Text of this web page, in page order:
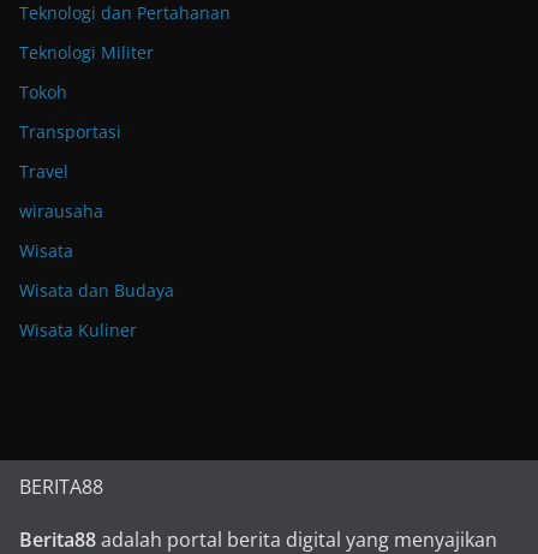
Teknologi dan Pertahanan
Teknologi Militer
Tokoh
Transportasi
Travel
wirausaha
Wisata
Wisata dan Budaya
Wisata Kuliner
BERITA88
Berita88adalah portal berita digital yang menyajikan